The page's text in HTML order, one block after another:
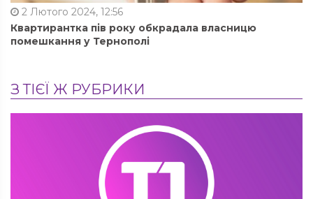
2 Лютого 2024, 12:56
Квартирантка пів року обкрадала власницю
помешкання у Тернополі
З ТІЄЇ Ж РУБРИКИ